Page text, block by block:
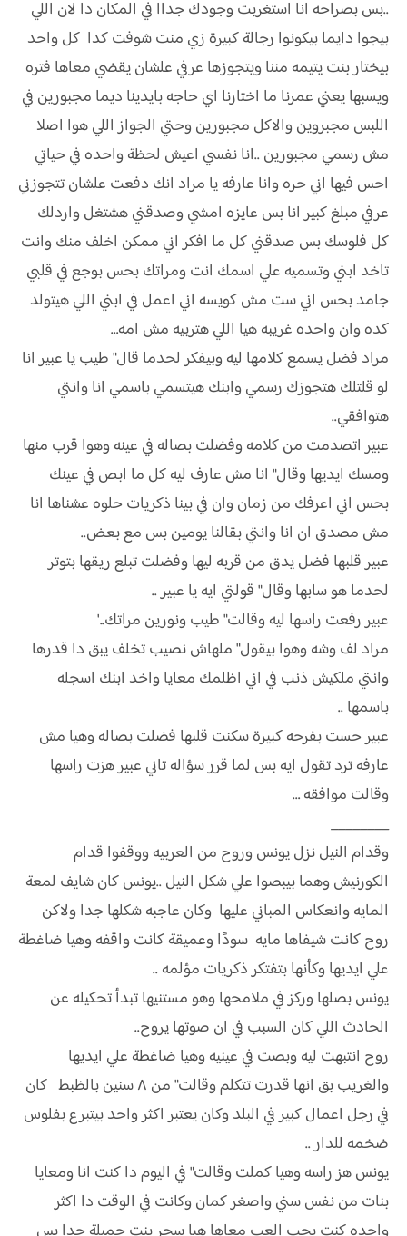
..بس بصراحه انا استغربت وجودك جداا في المكان دا لان اللي
بيجوا دايما بيكونوا رجالة كبيرة زي منت شوفت كدا كل واحد
بيختار بنت يتيمه مننا ويتجوزها عرفي علشان يقضي معاها فتره
ويسبها يعني عمرنا ما اختارنا اي حاجه بايدينا ديما مجبورين في
اللبس مجبروين والاكل مجبورين وحتي الجواز اللي هوا اصلا
مش رسمي مجبورين ..انا نفسي اعيش لحظة واحده في حياتي
احس فيها اني حره وانا عارفه يا مراد انك دفعت علشان تتجوزني
عرفي مبلغ كبير انا بس عايزه امشي وصدقني هشتغل واردلك
كل فلوسك بس صدقني كل ما افكر اني ممكن اخلف منك وانت
تاخد ابني وتسميه علي اسمك انت ومراتك بحس بوجع في قلبي
جامد بحس اني ست مش كويسه اني اعمل في ابني اللي هيتولد
كده وان واحده غريبه هيا اللي هتربيه مش امه…
مراد فضل يسمع كلامها ليه وبيفكر لحدما قال" طيب يا عبير انا
لو قلتلك هتجوزك رسمي وابنك هيتسمي باسمي انا وانتي
هتوافقي..
عبير اتصدمت من كلامه وفضلت بصاله في عينه وهوا قرب منها
ومسك ايديها وقال" انا مش عارف ليه كل ما ابص في عينك
بحس اني اعرفك من زمان وان في بينا ذكريات حلوه عشناها انا
مش مصدق ان انا وانتي بقالنا يومين بس مع بعض..
عبير قلبها فضل يدق من قربه ليها وفضلت تبلع ريقها بتوتر
لحدما هو سابها وقال" قولتي ايه يا عبير ..
عبير رفعت راسها ليه وقالت" طيب ونورين مراتك..'
مراد لف وشه وهوا بيقول" ملهاش نصيب تخلف يبق دا قدرها
وانتي ملكيش ذنب في اني اظلمك معايا واخد ابنك اسجله
باسمها ..
عبير حست بفرحه كبيرة سكنت قلبها فضلت بصاله وهيا مش
عارفه ترد تقول ايه بس لما قرر سؤاله تاني عبير هزت راسها
وقالت موافقه …
________
وقدام النيل نزل يونس وروح من العربيه ووقفوا قدام
الكورنيش وهما بيبصوا علي شكل النيل ..يونس كان شايف لمعة
المايه وانعكاس المباني عليها وكان عاجبه شكلها جدا ولاكن
روح كانت شيفاها مايه سودًا وعميقة كانت واقفه وهيا ضاغطة
علي ايديها وكأنها بتفتكر ذكريات مؤلمه ..
يونس بصلها وركز في ملامحها وهو مستنيها تبدأ تحكيله عن
الحادث اللي كان السبب في ان صوتها يروح..
روح انتبهت ليه وبصت في عينيه وهيا ضاغطة علي ايديها
والغريب بق انها قدرت تتكلم وقالت" من ٨ سنين بالظبط كان
في رجل اعمال كبير في البلد وكان يعتبر اكثر واحد بيتبرع بفلوس
ضخمه للدار ..
يونس هز راسه وهيا كملت وقالت" في اليوم دا كنت انا ومعايا
بنات من نفس سني واصغر كمان وكانت في الوقت دا اكثر